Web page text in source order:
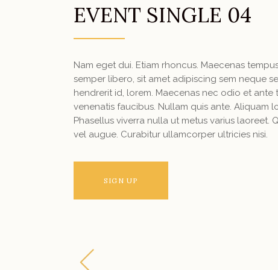
EVENT SINGLE 04
Nam eget dui. Etiam rhoncus. Maecenas
semper libero, sit amet adipiscing sem neque
hendrerit id, lorem. Maecenas nec odio et
venenatis faucibus. Nullam quis ante. Aliquam
Phasellus viverra nulla ut metus varius laoreet.
vel augue. Curabitur ullamcorper ultricies nisi.
SIGN UP